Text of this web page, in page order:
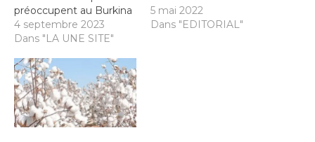
préoccupent au Burkina
4 septembre 2023
Dans "LA UNE SITE"
5 mai 2022
Dans "EDITORIAL"